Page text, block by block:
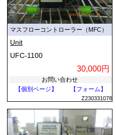
マスフローコントローラー（MFC）
Unit
UFC-1100
30,000円
お問い合わせ
【個別ページ】
【フォーム】
Z230331078